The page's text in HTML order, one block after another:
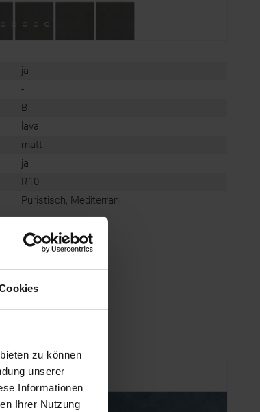
zu können
unserer
Informationen
Ihrer Nutzung
ja
-
B
lava
matt
ja
R10
Puristisch, Mediterran